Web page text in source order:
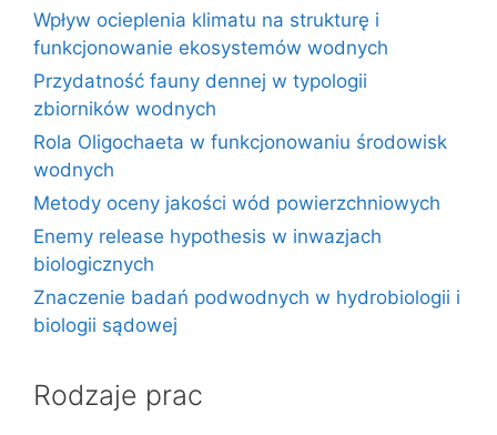
Wpływ ocieplenia klimatu na strukturę i
funkcjonowanie ekosystemów wodnych
Przydatność fauny dennej w typologii
zbiorników wodnych
Rola Oligochaeta w funkcjonowaniu środowisk
wodnych
Metody oceny jakości wód powierzchniowych
Enemy release hypothesis w inwazjach
biologicznych
Znaczenie badań podwodnych w hydrobiologii i
biologii sądowej
Rodzaje prac